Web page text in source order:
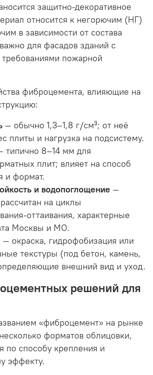
защитно-декоративное
относится к негорючим (НГ)
в зависимости от состава
для фасадов зданий с
пожарной
фиброцемента, влияющие на
— обычно 1,3–1,8 г/см³; от неё
плиты и нагрузка на подсистему.
типично 8–14 мм для
плит; влияет на способ
и формат.
и водопоглощение —
на циклы
оттаивания, характерные
Москвы и МО.
— окраска, гидрофобизация или
текстуры (под бетон, камень,
внешний вид и уход.
решений для
«фиброцемент» на рынке
форматов облицовки,
по способу крепления и
эффекту.